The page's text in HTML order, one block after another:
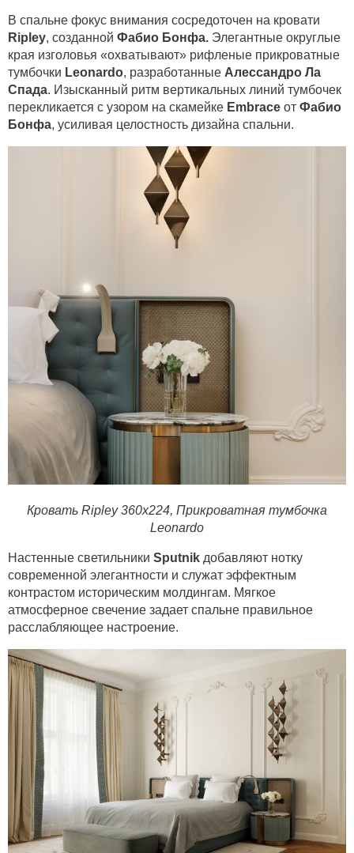
В спальне фокус внимания сосредоточен на кровати
Ripley, созданной Фабио Бонфа. Элегантные округлые
края изголовья «охватывают» рифленые прикроватные
тумбочки Leonardo, разработанные Алессандро Ла
Спада. Изысканный ритм вертикальных линий тумбочек
перекликается с узором на скамейке Embrace от Фабио
Бонфа, усиливая целостность дизайна спальни.
Кровать Ripley 360x224, Прикроватная тумбочка
Leonardo
Настенные светильники Sputnik добавляют нотку
современной элегантности и служат эффектным
контрастом историческим молдингам. Мягкое
атмосферное свечение задает спальне правильное
расслабляющее настроение.